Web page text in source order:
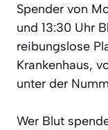
Spender von
und 13:30 Uhr
reibungslose
Krankenhaus,
unter der
Wer Blut